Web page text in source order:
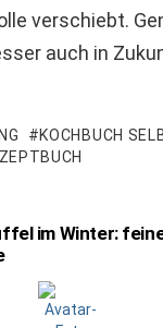
verschiebt.
auch in
KOCHBUCH
im Winter: